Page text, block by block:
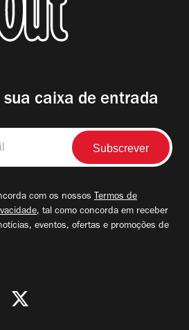
sua caixa de entrada
com os nossos Termos de
, tal como concorda em receber
eventos, ofertas e promoções de